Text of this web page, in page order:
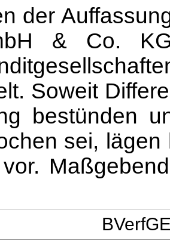
der
& Co.
Soweit
bestünden
sei,